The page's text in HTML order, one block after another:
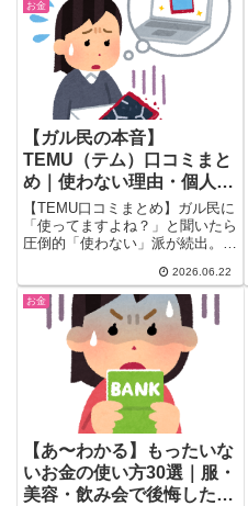
25選で紹介。友人や同僚を見る
目がきっと変わる、話のネタにも
なる一本です。
お金
【ガル民の本音】
TEMU（テム）口コミまと
め｜使わない理由・個人情
報リスク・品質問題20選
【TEMU口コミまとめ】ガル民に
「使ってますよね？」と聞いたら
圧倒的「使わない」派が続出。個
ザイン盗用の実態と、少数派の
「実は使ってる」リアルな声を
20件まとめました。中華通販が
気になる方は必読。
2026.06.22
お金
【あ〜わかる】もったいな
いお金の使い方30選｜服・
美容・飲み会で後悔したガ